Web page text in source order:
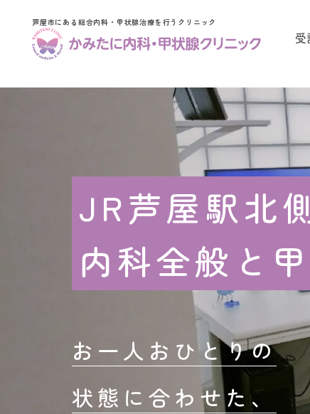
芦屋市にある総合内科・甲状腺治療を行うクリニック
受
お一人おひとりの
状態に合わせた、
JR芦屋駅北
内科全般と